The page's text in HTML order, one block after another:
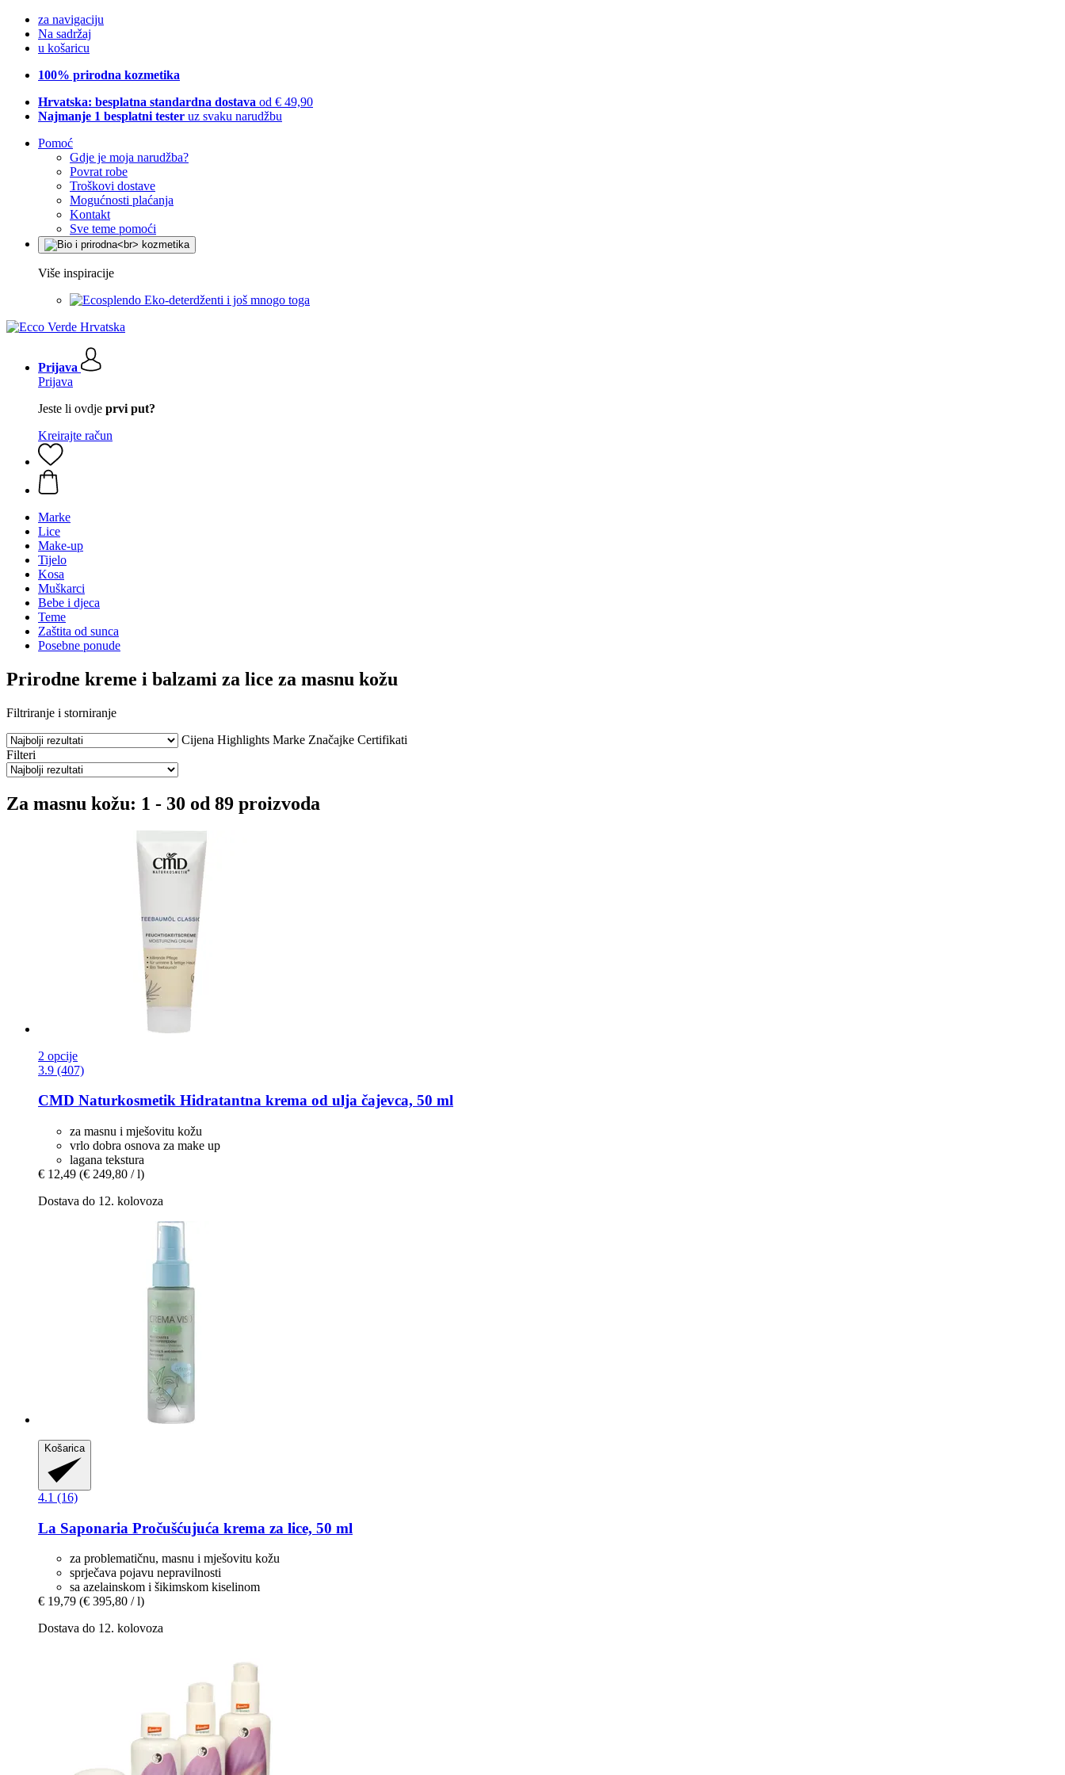
za navigaciju
Na sadržaj
u košaricu
100% prirodna kozmetika
Hrvatska: besplatna standardna dostava od € 49,90
Najmanje 1 besplatni tester uz svaku narudžbu
Pomoć
Gdje je moja narudžba?
Povrat robe
Troškovi dostave
Mogućnosti plaćanja
Kontakt
Sve teme pomoći
Više inspiracije
Eko-deterdženti i još mnogo toga
Prijava
Prijava
Jeste li ovdje prvi put?
Kreirajte račun
Marke
Lice
Make-up
Tijelo
Kosa
Muškarci
Bebe i djeca
Teme
Zaštita od sunca
Posebne ponude
Prirodne kreme i balzami za lice za masnu kožu
Filtriranje i storniranje
Cijena Highlights Marke Značajke Certifikati
Filteri
Za masnu kožu: 1 - 30 od 89 proizvoda
2 opcije
3.9 (407)
CMD Naturkosmetik Hidratantna krema od ulja čajevca, 50 ml
za masnu i mješovitu kožu
vrlo dobra osnova za make up
lagana tekstura
€ 12,49 (€ 249,80 / l)
Dostava do 12. kolovoza
Košarica
4.1 (16)
La Saponaria Pročušćujuća krema za lice, 50 ml
za problematičnu, masnu i mješovitu kožu
sprječava pojavu nepravilnosti
sa azelainskom i šikimskom kiselinom
€ 19,79 (€ 395,80 / l)
Dostava do 12. kolovoza